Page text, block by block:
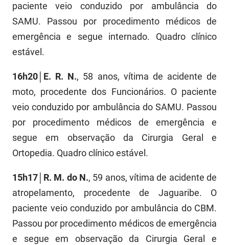
Procuradoria Geral do Estado
Saúde
Segurança e Defesa Social
Turismo e Desenvolvimento Econômico
FUNESC
IASS
IPHAEP
JUCEP
LOTEP
PBGÁS
paciente veio conduzido por ambulância do
SAMU. Passou por procedimento médicos de
emergência e segue internado. Quadro clínico
estável.
16h20│E. R. N., 58 anos, vítima de acidente de
moto, procedente dos Funcionários. O paciente
veio conduzido por ambulância do SAMU. Passou
por procedimento médicos de emergência e
segue em observação da Cirurgia Geral e
Ortopedia. Quadro clínico estável.
15h17│ R. M. do N., 59 anos, vítima de acidente de
atropelamento, procedente de Jaguaribe. O
paciente veio conduzido por ambulância do CBM.
Passou por procedimento médicos de emergência
e segue em observação da Cirurgia Geral e